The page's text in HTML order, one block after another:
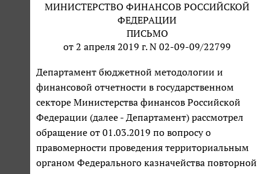
МИНИСТЕРСТВО ФИНАНСОВ РОССИЙСКОЙ
ФЕДЕРАЦИИ
ПИСЬМО
от 2 апреля 2019 г. N 02-09-09/22799
Департамент бюджетной методологии и
финансовой отчетности в государственном
секторе Министерства финансов Российской
Федерации (далее - Департамент) рассмотрел
обращение от 01.03.2019 по вопросу о
правомерности проведения территориальным
органом Федерального казначейства повторной